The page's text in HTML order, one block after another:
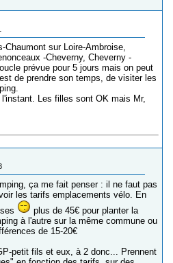
sur Loire-Ambroise,
-Cheverny, Cheverny -
prévue pour 5 jours mais on peut
de prendre son temps, de visiter les
Les filles sont OK mais Mr,
ça me fait penser : il ne faut pas
les tarifs emplacements vélo. En
plus de 45€ pour planter la
à l'autre sur la même commune ou
de 15-20€
petit fils et eux, à 2 donc... Prennent